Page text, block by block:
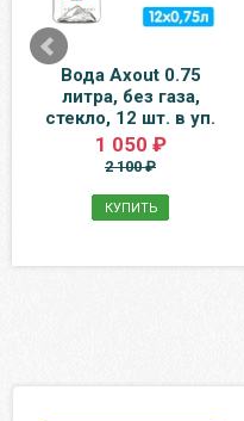
Вода Axout 0.75
литра, без газа,
стекло, 12 шт. в уп.
1 050 ₽
2 100 ₽
КУПИТЬ